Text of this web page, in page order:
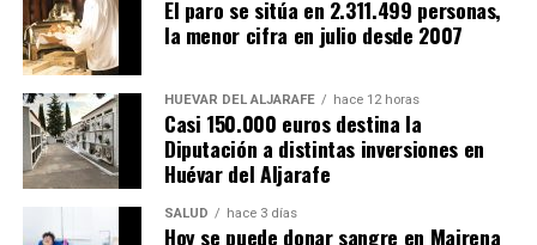
El paro se sitúa en 2.311.499 personas,
la menor cifra en julio desde 2007
HUÉVAR DEL ALJARAFE hace 12 horas
Casi 150.000 euros destina la
Diputación a distintas inversiones en
Huévar del Aljarafe
SALUD hace 3 días
Hoy se puede donar sangre en Mairena